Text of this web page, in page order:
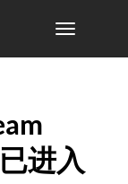
Toggle
进入